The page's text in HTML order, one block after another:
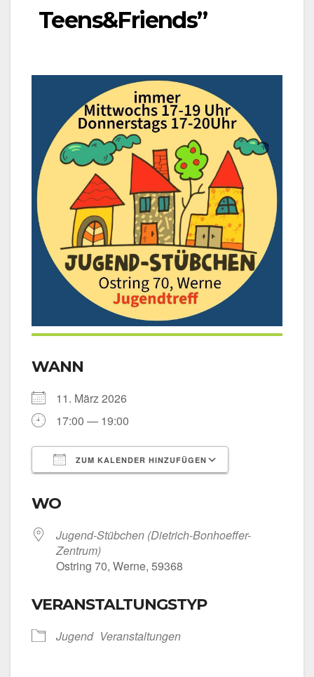
Teens&Friends”
WANN
11. März 2026
17:00 — 19:00
ZUM KALENDER HINZUFÜGEN
WO
Jugend-Stübchen (Dietrich-Bonhoeffer-
Zentrum)
Ost­ring 70, Wer­ne, 59368
VERANSTALTUNGSTYP
Jugend Ver­an­stal­tun­gen